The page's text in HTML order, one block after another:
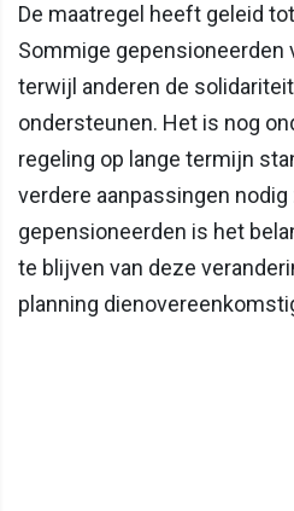
De maatregel heeft geleid
Sommige gepensioneerden
terwijl anderen de
ondersteunen. Het is nog
regeling op lange termijn
verdere aanpassingen
gepensioneerden is het
te blijven van deze
planning